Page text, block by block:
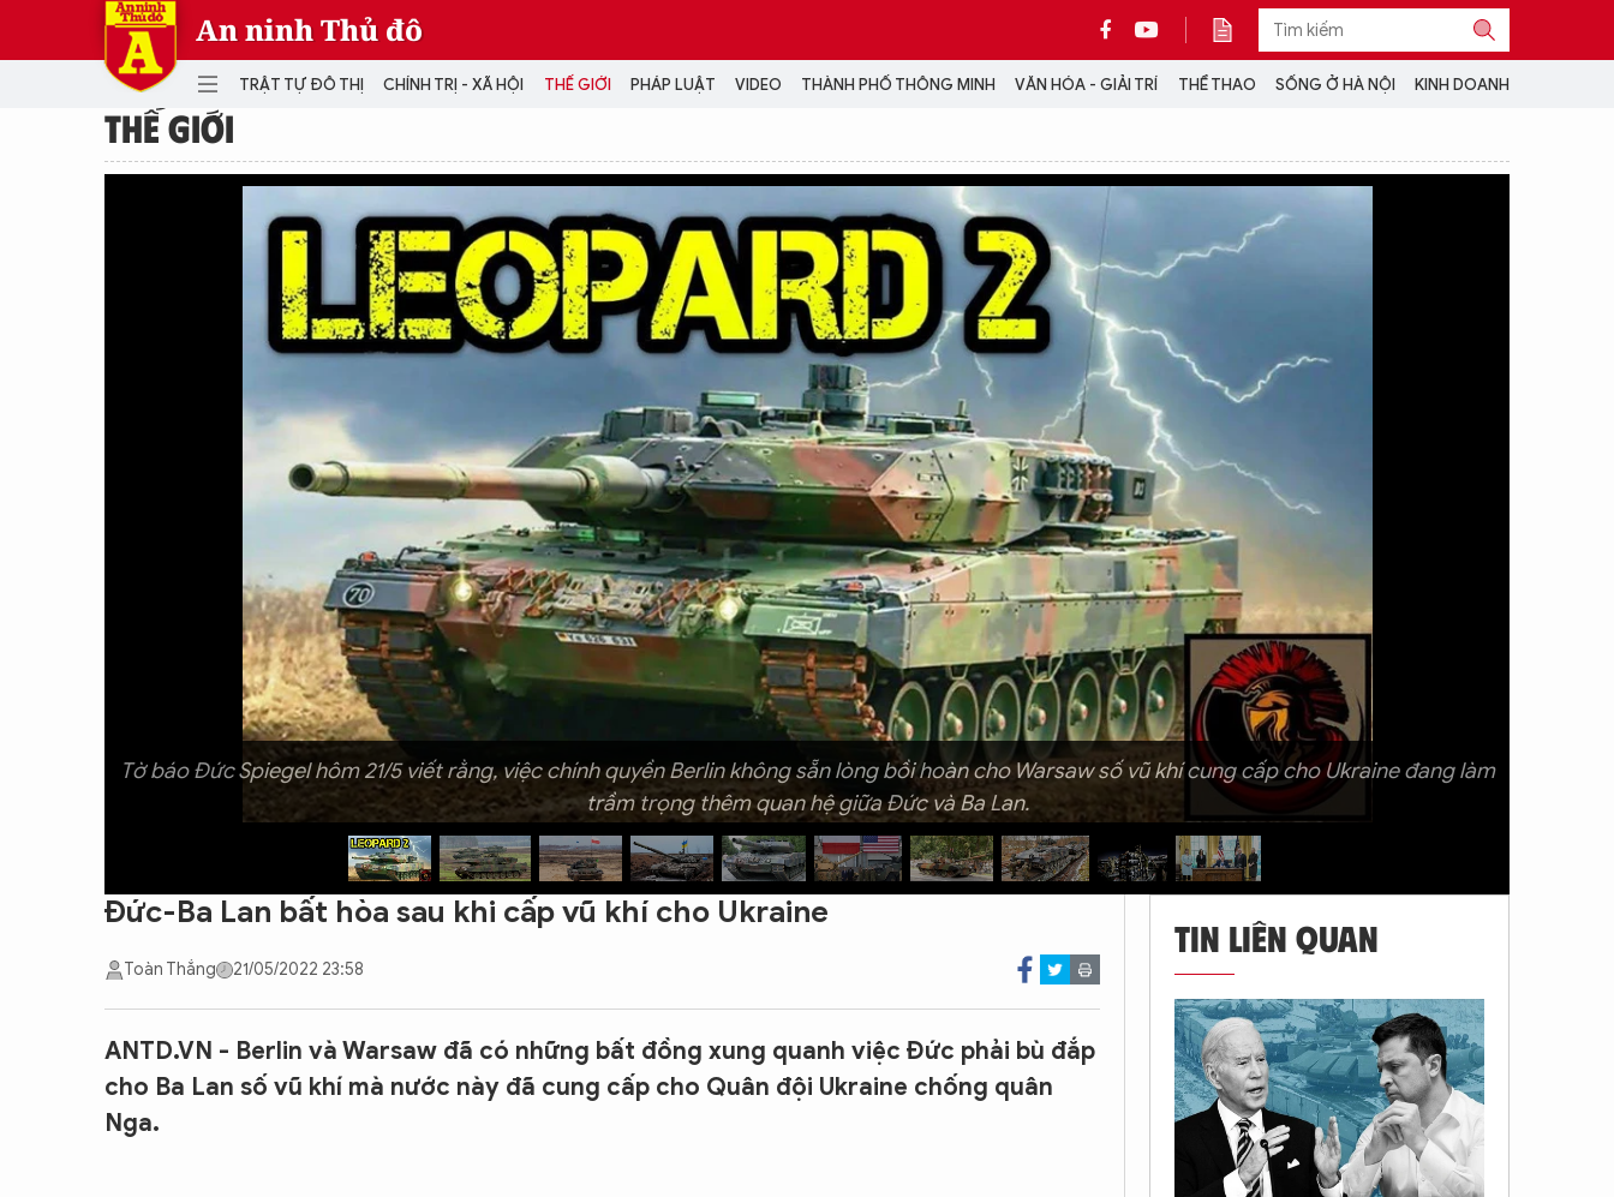
An ninh Thủ đô
TRẬT TỰ ĐÔ THỊ CHÍNH TRỊ - XÃ HỘI THẾ GIỚI PHÁP LUẬT VIDEO THÀNH PHỐ THÔNG MINH VĂN HÓA - GIẢI TRÍ THỂ THAO SỐNG Ở HÀ NỘI KINH DOANH
TRẬT TỰ ĐÔ THỊ CHÍNH TRỊ - XÃ HỘI
Đại hội Đảng
THẾ GIỚI
Quân sự
PHÁP LUẬT
THÀNH PHỐ THÔNG MINH
VĂN HÓA - GIẢI TRÍ
SỐNG Ở HÀ NỘI
KINH DOANH
Video
Ảnh
Infographic
CON ĐƯỜNG KHỞI NGHIỆP
VIDEO
PODCAST
ẢNH
LONGFORM
INFOGRAPHIC
LỊCH VẠN SỰ
CỘNG TÁC VỚI ANTĐ
TRA CỨU XE
THẾ GIỚI
Tờ báo Đức Spiegel hôm 21/5 viết rằng, việc chính quyền Berlin không sẵn lòng bồi hoàn cho Warsaw số vũ khí cung cấp cho Ukraine đang làm
trầm trọng thêm quan hệ giữa Đức và Ba Lan.
Đức-Ba Lan bất hòa sau khi cấp vũ khí cho Ukraine
Toàn Thắng 21/05/2022 23:58
ANTD.VN - Berlin và Warsaw đã có những bất đồng xung quanh việc Đức phải bù đắp
cho Ba Lan số vũ khí mà nước này đã cung cấp cho Quân đội Ukraine chống quân
Nga.
TIN LIÊN QUAN